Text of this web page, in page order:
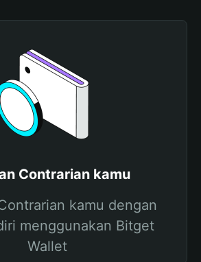
Contrarian kamu
kamu dengan
menggunakan Bitget
Wallet